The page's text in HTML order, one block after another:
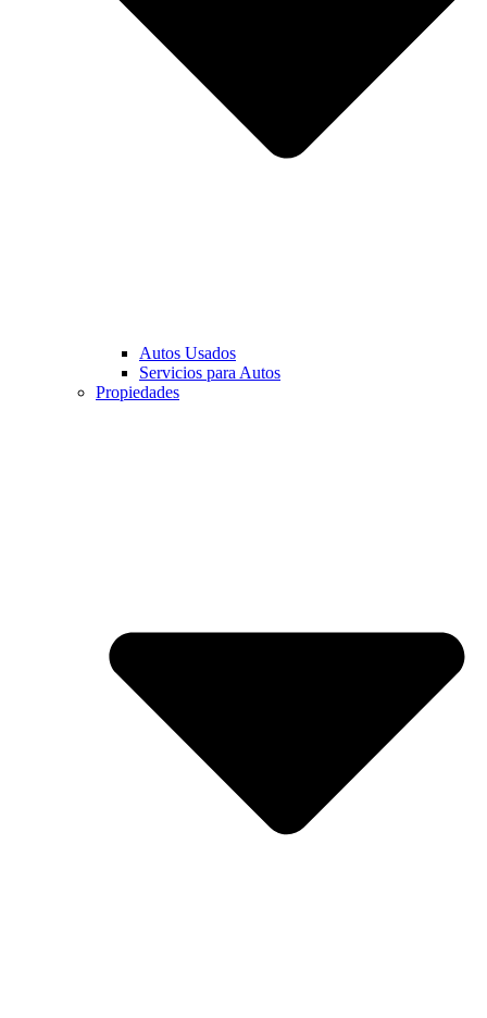
Autos Usados
Servicios para Autos
Propiedades